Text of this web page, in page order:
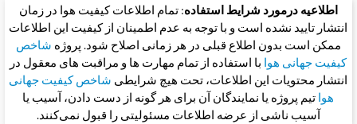
اطلاعیه درمورد شرایط استفاده: تمام اطلاعات کیفیت هوا در زمان
انتشار تایید نشده است و با توجه به عدم اطمینان از کیفیت این اطلاعات
ممکن است بدون اطلاع قبلی در هر زمانی اصلاح شود. پروژهشاخص
کیفیت جهانی هوابا استفاده از تمام مهارت ها و مراقبت های معقول در
انتشار محتویات این اطلاعات، تحت هیچ شرایطیشاخص کیفیت جهانی
هواتیم پروژه یا نمایندگان آن برای هر گونه از دست دادن، آسیب یا
آسیب ناشی از عرضه اطلاعات مسئولیتی را قبول نمی‌کنند.